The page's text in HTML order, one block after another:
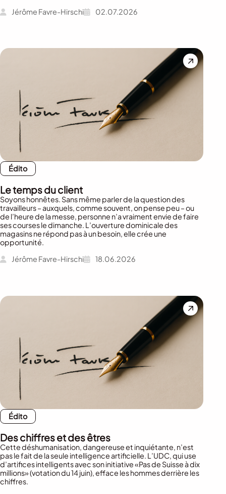
Jérôme Favre-Hirschi
02.07.2026
Édito
Le temps du client
Soyons honnêtes. Sans même parler de la question des
travailleurs – auxquels, comme souvent, on pense peu – ou
de l’heure de la messe, personne n’a vraiment envie de faire
ses courses le dimanche. L’ouverture dominicale des
magasins ne répond pas à un besoin, elle crée une
opportunité.
Jérôme Favre-Hirschi
18.06.2026
Édito
Des chiffres et des êtres
Cette déshumanisation, dangereuse et inquiétante, n’est
pas le fait de la seule intelligence artificielle. L’UDC, qui use
d’artifices intelligents avec son initiative «Pas de Suisse à dix
millions» (votation du 14 juin), efface les hommes derrière les
chiffres.